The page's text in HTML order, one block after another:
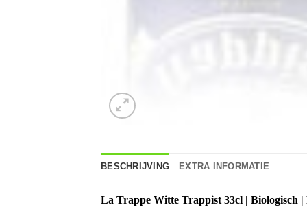
BESCHRIJVING EXTRA INFORMATIE
La Trappe Witte Trappist 33cl | Biologisch